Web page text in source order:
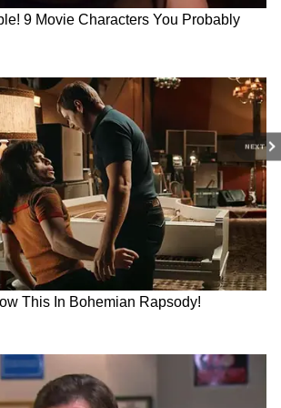
NEXT
ফিরলেন খগেন মুর্মু, আরও বাড়ান
নিরাপত্তা
চটে পাকিস্তান, ভাইজানকে
প্রটেকশনের চেয়ারম্যান
মানসার সিনিয়র
APP